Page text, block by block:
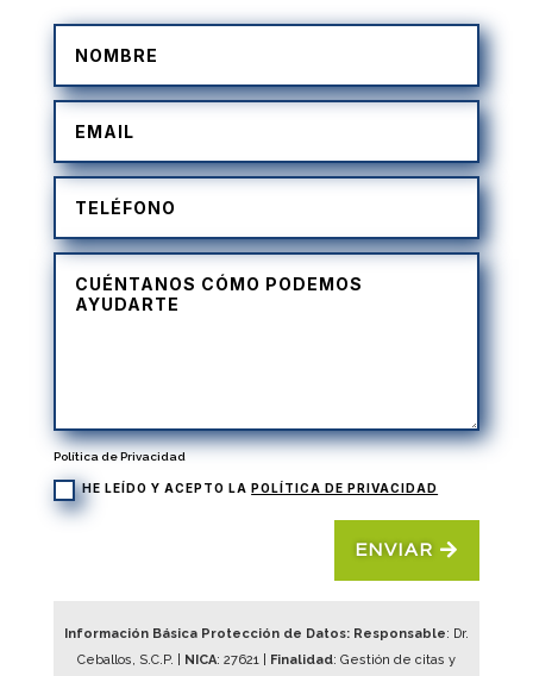
Política de Privacidad
HE LEÍDO Y ACEPTO LA POLÍTICA DE PRIVACIDAD
ENVIAR
Información Básica Protección de Datos: Responsable: Dr.
Ceballos, S.C.P. |
NICA: 27621| Finalidad: Gestión de citas y